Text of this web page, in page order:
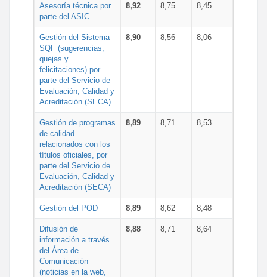
Asesoría técnica por
parte del ASIC
8,92 8,75 8,45
Gestión del Sistema
SQF (sugerencias,
quejas y
felicitaciones) por
parte del Servicio de
Evaluación, Calidad y
Acreditación (SECA)
8,90 8,56 8,06
Gestión de programas
de calidad
relacionados con los
títulos oficiales, por
parte del Servicio de
Evaluación, Calidad y
Acreditación (SECA)
8,89 8,71 8,53
Gestión del POD 8,89 8,62 8,48
Difusión de
información a través
del Área de
Comunicación
(noticias en la web,
8,88 8,71 8,64